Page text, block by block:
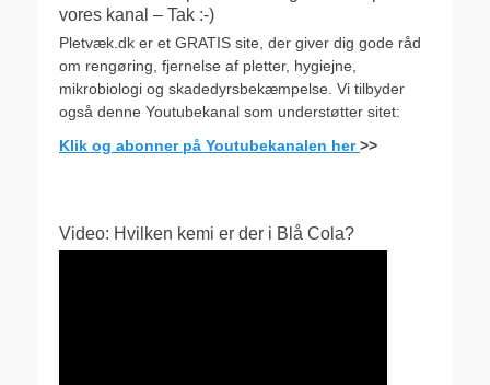
vores kanal – Tak :-)
Pletvæk.dk er et GRATIS site, der giver dig gode råd
om rengøring, fjernelse af pletter, hygiejne,
mikrobiologi og skadedyrsbekæmpelse. Vi tilbyder
også denne Youtubekanal som understøtter sitet:
Klik og abonner på Youtubekanalen her>>
Video: Hvilken kemi er der i Blå Cola?